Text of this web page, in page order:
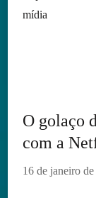
mídia
O golaço
com a
16 de janeiro